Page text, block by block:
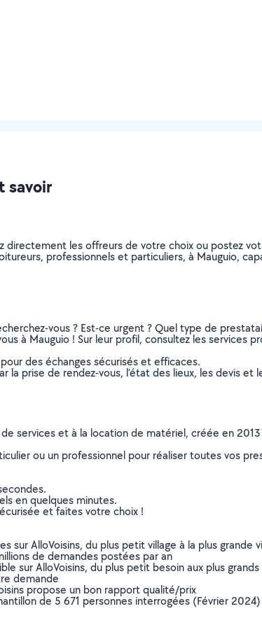
savoir
directement les offreurs de votre choix ou postez
professionnels et particuliers, à Mauguio,
vous ? Est-ce urgent ? Quel type de
à Mauguio ! Sur leur profil, consultez les services
des échanges sécurisés et efficaces.
prise de rendez-vous, l’état des lieux, les devis
services et à la location de matériel, créée en
ou un professionnel pour réaliser toutes vos
en quelques minutes.
et faites votre choix !
AlloVoisins, du plus petit village à la plus grande
de demandes postées par an
sur AlloVoisins, du plus petit besoin aux plus
demande
propose un bon rapport qualité/prix
de 5 671 personnes interrogées (Février 2024)